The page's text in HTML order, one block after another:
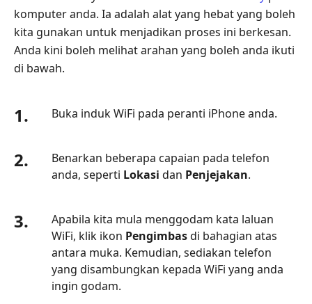
komputer anda. Ia adalah alat yang hebat yang boleh
kita gunakan untuk menjadikan proses ini berkesan.
Anda kini boleh melihat arahan yang boleh anda ikuti
di bawah.
1. Buka induk WiFi pada peranti iPhone anda.
2.
Benarkan beberapa capaian pada telefon
anda, seperti Lokasi dan Penjejakan.
3.
Apabila kita mula menggodam kata laluan
WiFi, klik ikon Pengimbasdi bahagian atas
antara muka. Kemudian, sediakan telefon
yang disambungkan kepada WiFi yang anda
ingin godam.